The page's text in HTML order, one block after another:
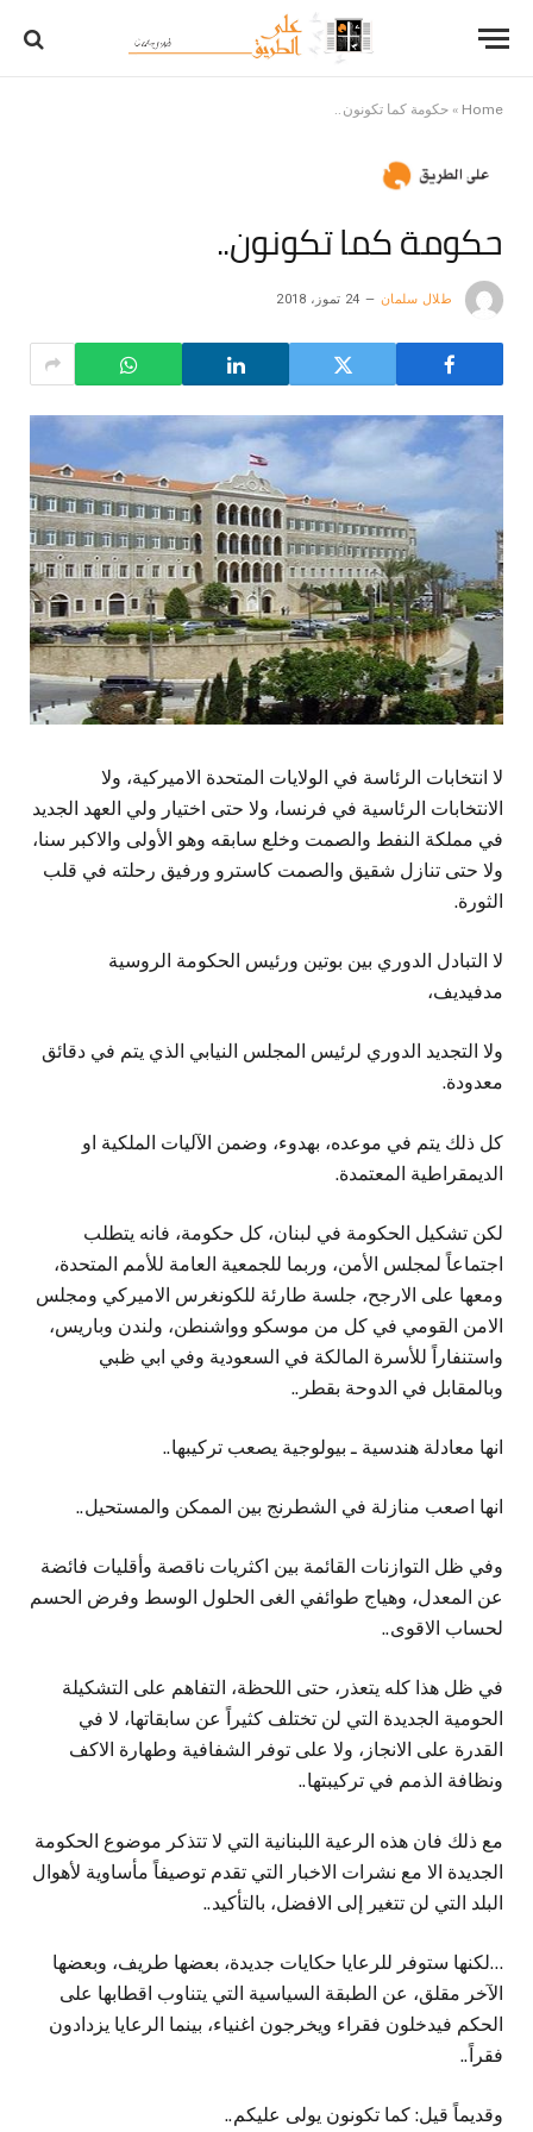
Home
» حكومة كما تكونون..
حكومة كما تكونون..
طلال سلمان 24 تموز، 2018
لا انتخابات الرئاسة في الولايات المتحدة الاميركية، ولا
الانتخابات الرئاسية في فرنسا، ولا حتى اختيار ولي العهد الجديد
في مملكة النفط والصمت وخلع سابقه وهو الأولى والاكبر سنا،
ولا حتى تنازل شقيق والصمت كاسترو ورفيق رحلته في قلب
الثورة.
لا التبادل الدوري بين بوتين ورئيس الحكومة الروسية
مدفيديف،
ولا التجديد الدوري لرئيس المجلس النيابي الذي يتم في دقائق
معدودة.
كل ذلك يتم في موعده، بهدوء، وضمن الآليات الملكية او
الديمقراطية المعتمدة.
لكن تشكيل الحكومة في لبنان، كل حكومة، فانه يتطلب
اجتماعاً لمجلس الأمن، وربما للجمعية العامة للأمم المتحدة،
ومعها على الارجح، جلسة طارئة للكونغرس الاميركي ومجلس
الامن القومي في كل من موسكو وواشنطن، ولندن وباريس،
واستنفاراً للأسرة المالكة في السعودية وفي ابي ظبي
وبالمقابل في الدوحة بقطر..
انها معادلة هندسية ـ بيولوجية يصعب تركيبها..
انها اصعب منازلة في الشطرنج بين الممكن والمستحيل..
وفي ظل التوازنات القائمة بين اكثريات ناقصة وأقليات فائضة
عن المعدل، وهياج طوائفي الغى الحلول الوسط وفرض الحسم
لحساب الاقوى..
في ظل هذا كله يتعذر، حتى اللحظة، التفاهم على التشكيلة
الحومية الجديدة التي لن تختلف كثيراً عن سابقاتها، لا في
القدرة على الانجاز، ولا على توفر الشفافية وطهارة الاكف
ونظافة الذمم في تركيبتها..
مع ذلك فان هذه الرعية اللبنانية التي لا تتذكر موضوع الحكومة
الجديدة الا مع نشرات الاخبار التي تقدم توصيفاً مأساوية لأهوال
البلد التي لن تتغير إلى الافضل، بالتأكيد..
…لكنها ستوفر للرعايا حكايات جديدة، بعضها طريف، وبعضها
الآخر مقلق، عن الطبقة السياسية التي يتناوب اقطابها على
الحكم فيدخلون فقراء ويخرجون اغنياء، بينما الرعايا يزدادون
فقراً..
وقديماً قيل: كما تكونون يولى عليكم..